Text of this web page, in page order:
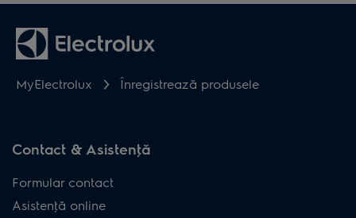
MyElectrolux Înregistrează produsele
Contact & Asistenţă
Formular contact
Asistenţă online